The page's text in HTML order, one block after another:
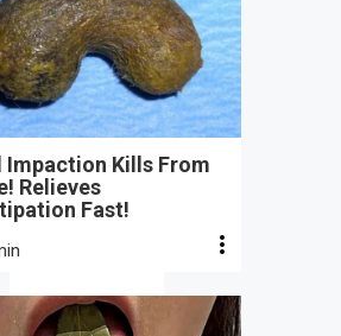
Impaction Kills From
Relieves
Fast!